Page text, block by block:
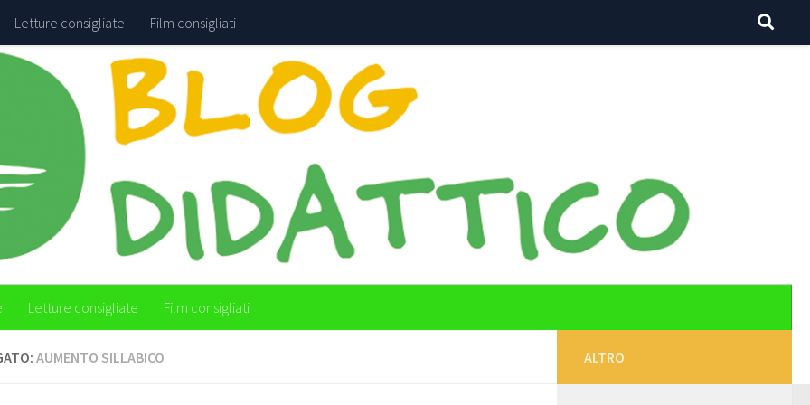
Letture consigliate Film consigliati
Letture consigliate Film consigliati
AUMENTO SILLABICO ALTRO